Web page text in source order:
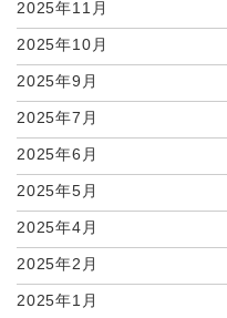
2025年11月
2025年10月
2025年9月
2025年7月
2025年6月
2025年5月
2025年4月
2025年2月
2025年1月